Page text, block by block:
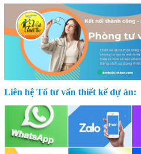
Liên hệ Tổ tư vấn thiết kế dự án: